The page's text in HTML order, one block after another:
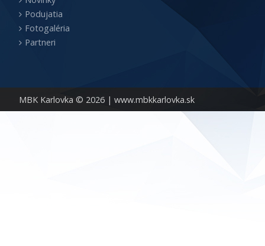
MBK Karlovka © 2026 | www.mbkkarlovka.sk
Podujatia
Fotogaléria
Partneri